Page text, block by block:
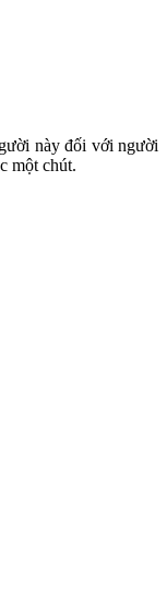
này đối với người
một chút.